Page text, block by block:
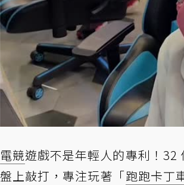
電競遊戲不是年輕人的專利！32
盤上敲打，專注玩著「跑跑卡丁